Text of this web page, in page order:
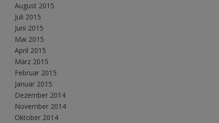
August 2015
Juli 2015
Juni 2015
Mai 2015
April 2015
März 2015
Februar 2015
Januar 2015
Dezember 2014
November 2014
Oktober 2014